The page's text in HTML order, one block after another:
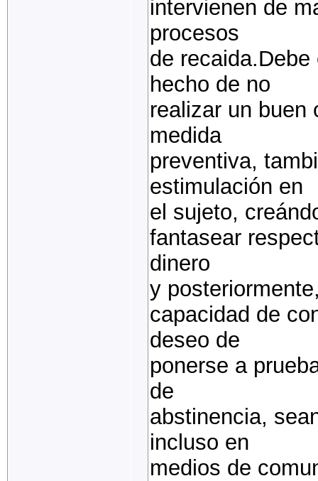
intervienen de
procesos
de
hecho de no
realizar un buen
medida
preventiva,
estimulación en
el sujeto,
fantasear
dinero
y
capacidad de
deseo de
ponerse a
de
abstinencia,
incluso en
medios de